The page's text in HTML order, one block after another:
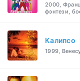
2000,
фэнтези,
Калипсо
1999,